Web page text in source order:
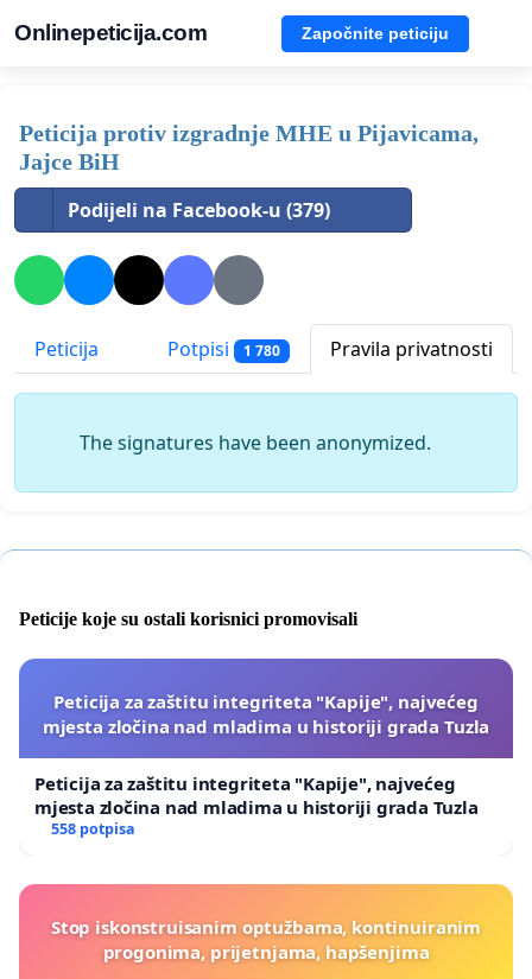
Onlinepeticija.com Započnite peticiju
Peticija protiv izgradnje MHE u Pijavicama,
Jajce BiH
Podijeli na Facebook-u (379)
Peticija Potpisi 1 780 Pravila privatnosti
The signatures have been anonymized.
Peticije koje su ostali korisnici promovisali
Peticija za zaštitu integriteta "Kapije", najvećeg
mjesta zločina nad mladima u historiji grada Tuzla
Peticija za zaštitu integriteta "Kapije", najvećeg
mjesta zločina nad mladima u historiji grada Tuzla
558 potpisa
Stop iskonstruisanim optužbama, kontinuiranim
progonima, prijetnjama, hapšenjima